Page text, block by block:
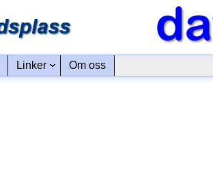
Linker Om oss